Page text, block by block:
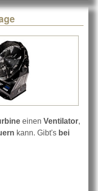
einen Ventilator,
kann. Gibt's bei